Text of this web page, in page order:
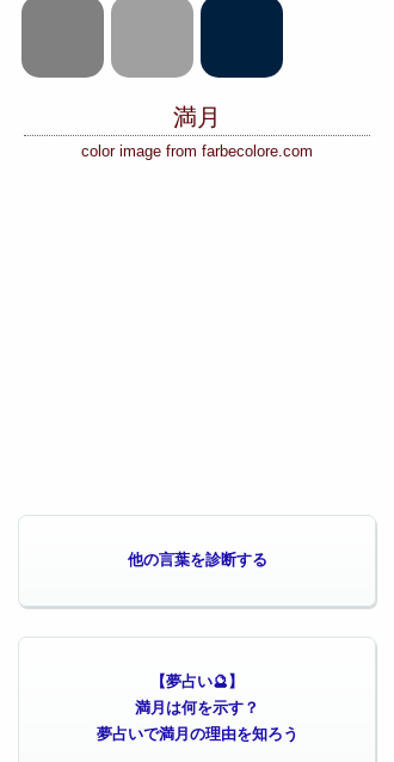
満月
color image from farbecolore.com
他の言葉を診断する
【夢占い🔮】
満月は何を示す？
夢占いで満月の理由を知ろう